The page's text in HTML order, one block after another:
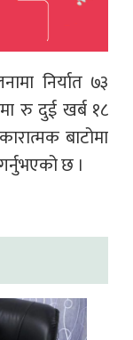
निर्यात ७३
रु दुई खर्ब १८
बाटोमा
छ ।